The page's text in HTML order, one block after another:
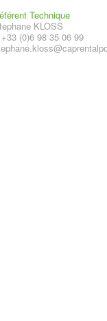
Technique
KLOSS
(0)6 98 35 06 99